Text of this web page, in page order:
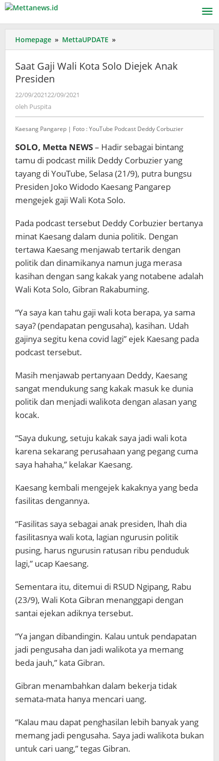
Lewati
konten
Homepage » MettaUPDATE »
Gaji
Kota
Saat Gaji Wali Kota Solo Diejek Anak
Presiden
22/09/202122/09/2021
oleh Puspita
Kaesang Pangarep | Foto : YouTube Podcast Deddy Corbuzier
SOLO, Metta NEWS– Hadir sebagai bintang
tamu di podcast milik Deddy Corbuzier yang
tayang di YouTube, Selasa (21/9), putra bungsu
Presiden Joko Widodo Kaesang Pangarep
mengejek gaji Wali Kota Solo.
Pada podcast tersebut Deddy Corbuzier bertanya
minat Kaesang dalam dunia politik. Dengan
tertawa Kaesang menjawab tertarik dengan
politik dan dinamikanya namun juga merasa
kasihan dengan sang kakak yang notabene adalah
Wali Kota Solo, Gibran Rakabuming.
“Ya saya kan tahu gaji wali kota berapa, ya sama
saya? (pendapatan pengusaha), kasihan. Udah
gajinya segitu kena covid lagi” ejek Kaesang pada
podcast tersebut.
Masih menjawab pertanyaan Deddy, Kaesang
sangat mendukung sang kakak masuk ke dunia
politik dan menjadi walikota dengan alasan yang
kocak.
“Saya dukung, setuju kakak saya jadi wali kota
karena sekarang perusahaan yang pegang cuma
saya hahaha,” kelakar Kaesang.
Kaesang kembali mengejek kakaknya yang beda
fasilitas dengannya.
“Fasilitas saya sebagai anak presiden, lhah dia
fasilitasnya wali kota, lagian ngurusin politik
pusing, harus ngurusin ratusan ribu penduduk
lagi,” ucap Kaesang.
Sementara itu, ditemui di RSUD Ngipang, Rabu
(23/9), Wali Kota Gibran menanggapi dengan
santai ejekan adiknya tersebut.
“Ya jangan dibandingin. Kalau untuk pendapatan
jadi pengusaha dan jadi walikota ya memang
beda jauh,” kata Gibran.
Gibran menambahkan dalam bekerja tidak
semata-mata hanya mencari uang.
“Kalau mau dapat penghasilan lebih banyak yang
memang jadi pengusaha. Saya jadi walikota bukan
untuk cari uang,” tegas Gibran.